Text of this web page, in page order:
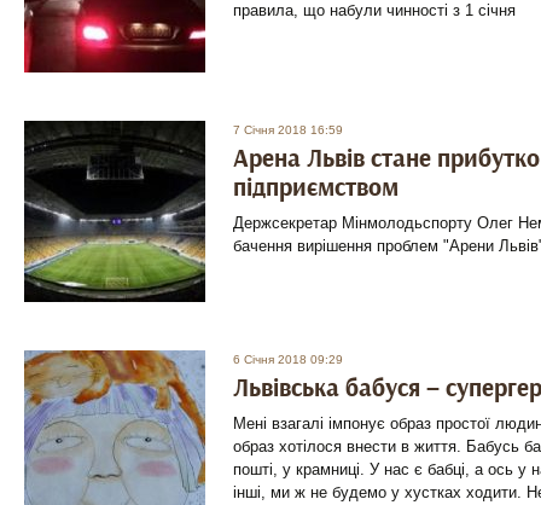
правила, що набули чинності з 1 січня
7 Січня 2018 16:59
Арена Львів стане
підприємством
Держсекретар Мінмолодьспорту Олег
бачення вирішення проблем "Арени
6 Січня 2018 09:29
Львівська бабуся –
Мені взагалі імпонує образ простої
образ хотілося внести в життя. Бабусь
пошті, у крамниці. У нас є бабці, а ось у
інші, ми ж не будемо у хустках ходити.